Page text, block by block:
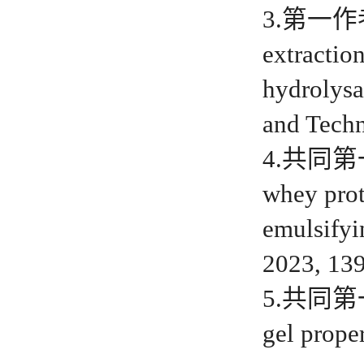
3.第一作
and
4.共同第
whey
2023,
5.共同第
gel